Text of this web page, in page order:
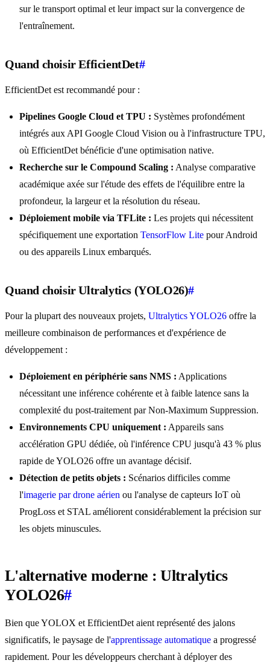
sur le transport optimal et leur impact sur la convergence de
l'entraînement.
Quand choisir EfficientDet#
EfficientDet est recommandé pour :
Pipelines Google Cloud et TPU : Systèmes profondément
intégrés aux API Google Cloud Vision ou à l'infrastructure TPU,
où EfficientDet bénéficie d'une optimisation native.
Recherche sur le Compound Scaling : Analyse comparative
académique axée sur l'étude des effets de l'équilibre entre la
profondeur, la largeur et la résolution du réseau.
Déploiement mobile via TFLite : Les projets qui nécessitent
spécifiquement une exportation TensorFlow Lite pour Android
ou des appareils Linux embarqués.
Quand choisir Ultralytics (YOLO26)#
Pour la plupart des nouveaux projets, Ultralytics YOLO26 offre la
meilleure combinaison de performances et d'expérience de
développement :
Déploiement en périphérie sans NMS : Applications
nécessitant une inférence cohérente et à faible latence sans la
complexité du post-traitement par Non-Maximum Suppression.
Environnements CPU uniquement : Appareils sans
accélération GPU dédiée, où l'inférence CPU jusqu'à 43 % plus
rapide de YOLO26 offre un avantage décisif.
Détection de petits objets : Scénarios difficiles comme
l'imagerie par drone aérien ou l'analyse de capteurs IoT où
ProgLoss et STAL améliorent considérablement la précision sur
les objets minuscules.
L'alternative moderne : Ultralytics
YOLO26#
Bien que YOLOX et EfficientDet aient représenté des jalons
significatifs, le paysage de l'apprentissage automatique a progressé
rapidement. Pour les développeurs cherchant à déployer des